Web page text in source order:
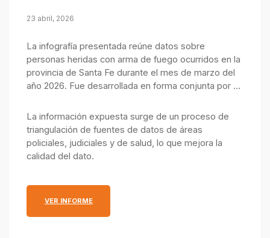
23 abril, 2026
La infografía presentada reúne datos sobre
personas heridas con arma de fuego ocurridos en la
provincia de Santa Fe durante el mes de marzo del
año 2026. Fue desarrollada en forma conjunta por el
Ministerio Público de la Acusación y el Ministerio de
Justicia y Seguridad.
La información expuesta surge de un proceso de
triangulación de fuentes de datos de áreas
policiales, judiciales y de salud, lo que mejora la
calidad del dato.
VER INFORME: INFOGRAFÍA MENSUAL SOBRE PERSONAS